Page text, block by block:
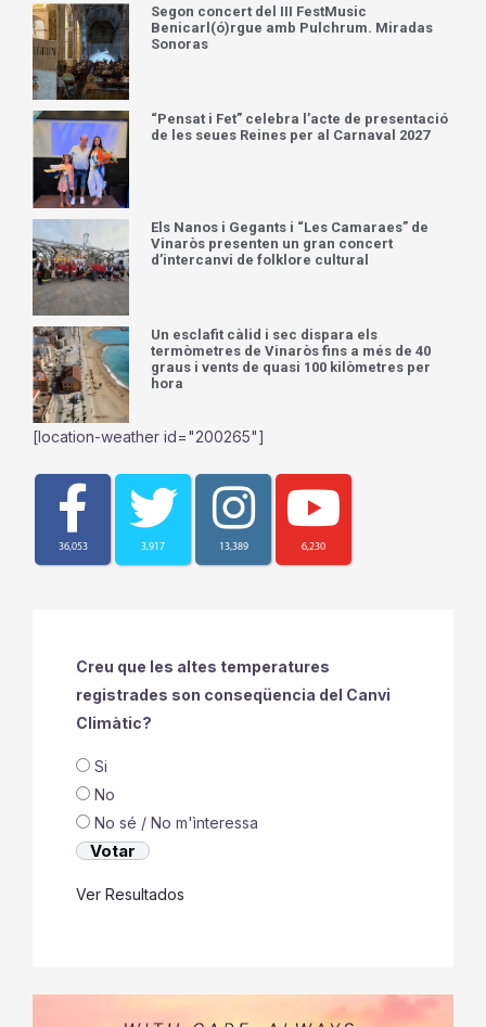
Segon concert del III FestMusic
Benicarl(ó)rgue amb Pulchrum. Miradas
Sonoras
“Pensat i Fet” celebra l’acte de presentació
de les seues Reines per al Carnaval 2027
Els Nanos i Gegants i “Les Camaraes” de
Vinaròs presenten un gran concert
d’intercanvi de folklore cultural
Un esclafit càlid i sec dispara els
termòmetres de Vinaròs fins a més de 40
graus i vents de quasi 100 kilòmetres per
hora
[location-weather id="200265"]
36,053 3,917 13,389 6,230
Creu que les altes temperatures
registrades son conseqüencia del Canvi
Climàtic?
Si
No
No sé / No m'ìnteressa
Ver Resultados